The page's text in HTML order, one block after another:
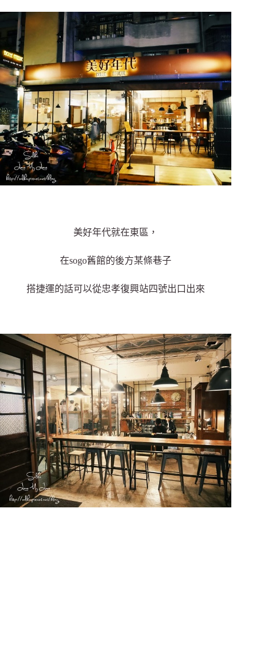
美好年代就在東區，
在sogo舊館的後方某條巷子
搭捷運的話可以從忠孝復興站四號出口出來